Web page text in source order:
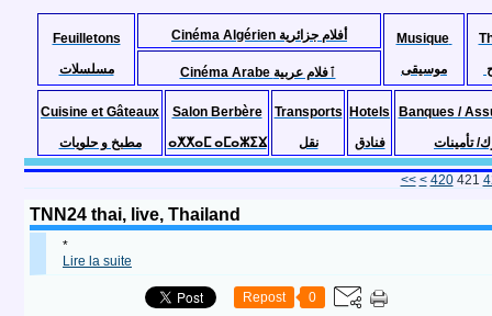
Feuilletons
مسلسلات
Cinéma Algérien أفلام جزائرية
Musique
موسيقى
Cinéma Arabe ٱفلام عربية
Cuisine et Gâteaux
مطبخ و حلويات
Salon Berbère
ⴰⵅⵅⴰⵎ ⴰⵎⴰⵣⵉⴴ
Transports
نقل
Hotels
فنادق
Banques /
تأمينات
<< < 400
410
420 421
TNN24 thai, live, Thailand
*
Lire la suite
Repost 0